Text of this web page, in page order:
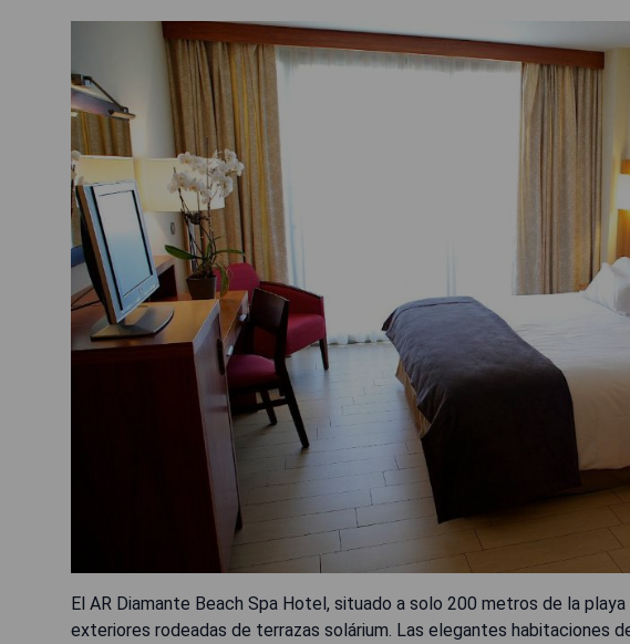
El AR Diamante Beach Spa Hotel, situado a solo 200 metros de la
exteriores rodeadas de terrazas solárium. Las elegantes habitaciones